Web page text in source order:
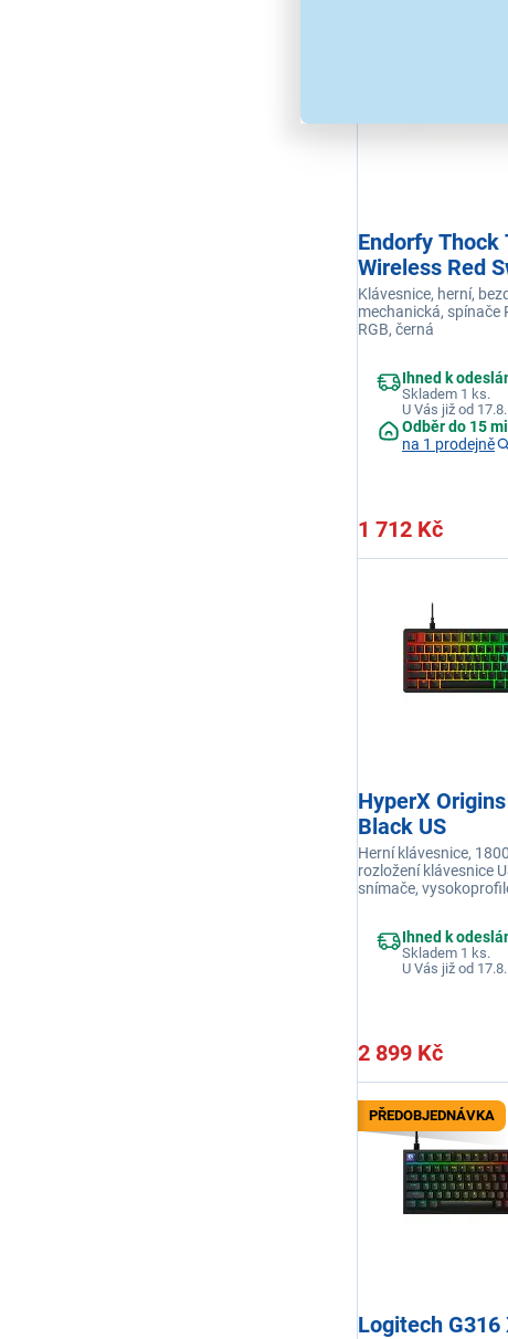
Endorfy Thock
Wireless Red
Klávesnice, herní,
mechanická, spínače
RGB, černá
Ihned k
Skladem 1 ks.
U Vás již od 17.8.
Odběr do 15
na 1 prodejně
1 712 Kč
HyperX
Black US
Herní klávesnice,
rozložení klávesnice
snímače,
Ihned k
Skladem 1 ks.
U Vás již od 17.8.
2 899 Kč
PŘEDOBJEDNÁVKA
Logitech G316